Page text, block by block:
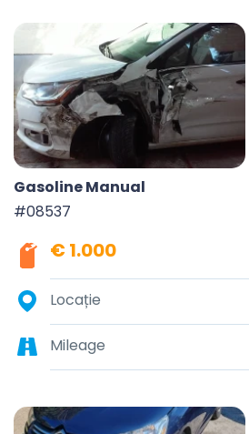
Gasoline Manual
#08537
€ 1.000
Locație
Mileage